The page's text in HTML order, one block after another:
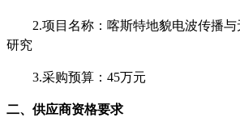
2.项目名称：喀斯特地貌电波传播
研究
3.采购预算： 45万元
二、供应商资格要求